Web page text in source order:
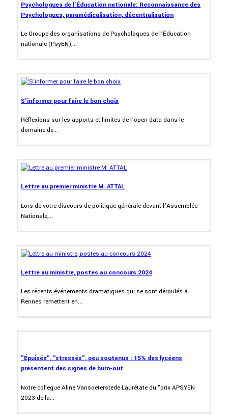
Psychologues de l’Éducation nationale: Reconnaissance des
Psychologues, paramédicalisation, décentralisation
Le Groupe des organisations de Psychologues de l’Éducation
nationale (PsyEN),...
S'informer pour faire le bon choix
Réflexions sur les apports et limites de l’open data dans le
domaine de...
Lettre au premier ministre M. ATTAL
Lors de votre discours de politique générale devant l’Assemblée
Nationale,...
Lettre au ministre, postes au concours 2024
Les récents événements dramatiques qui se sont déroulés à
Rennes remettent en...
"Épuisés", "stressés", peu soutenus : 15% des lycéens
présentent des signes de burn-out
Notre collegue Aline Vansoeterstede Laurétate du "prix APSYEN
2023 de la...